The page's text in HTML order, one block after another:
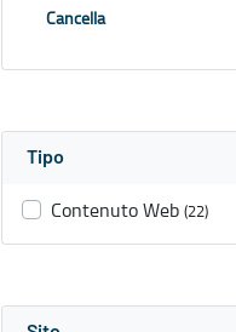
Cancella
Tipo
Contenuto Web (22)